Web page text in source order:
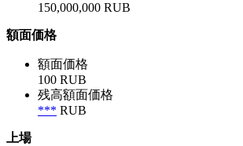
150,000,000 RUB
額面価格
額面価格
100 RUB
残高額面価格
*** RUB
上場